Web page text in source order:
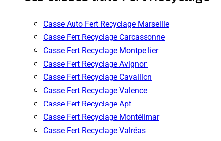
Casse Auto Fert Recyclage Marseille
Casse Fert Recyclage Carcassonne
Casse Fert Recyclage Montpellier
Casse Fert Recyclage Avignon
Casse Fert Recyclage Cavaillon
Casse Fert Recyclage Valence
Casse Fert Recyclage Apt
Casse Fert Recyclage Montélimar
Casse Fert Recyclage Valréas